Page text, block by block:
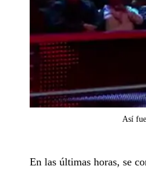
Así
En las últimas horas, se